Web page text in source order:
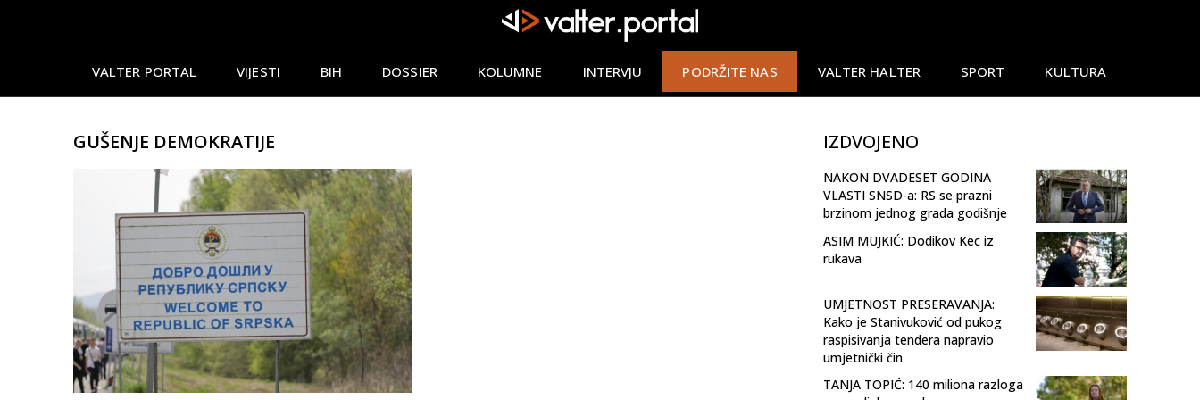
VALTER PORTAL VIJESTI BIH DOSSIER KOLUMNE INTERVJU PODRŽITE NAS VALTER HALTER SPORT KULTURA
GUŠENJE DEMOKRATIJE IZDVOJENO
NAKON DVADESET GODINA
VLASTI SNSD-a: RS se prazni
brzinom jednog grada godišnje
ASIM MUJKIĆ: Dodikov Kec iz
rukava
UMJETNOST PRESERAVANJA:
Kako je Stanivuković od pukog
raspisivanja tendera napravio
umjetnički čin
TANJA TOPIĆ: 140 miliona razloga